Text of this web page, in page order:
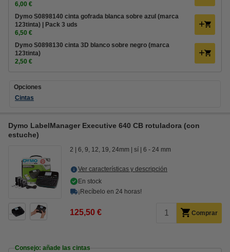
6,00 €
Dymo S0898140 cinta gofrada blanca sobre azul (marca
123tinta) | Pack 3 uds
6,50 €
Dymo S0898130 cinta 3D blanco sobre negro (marca
123tinta)
2,50 €
Opciones
Cintas
Dymo LabelManager Executive 640 CB rotuladora (con
estuche)
2 6, 9, 12, 19, 24mm sí 6 - 24 mm
Ver características y descripción
En stock
¡Recíbelo en 24 horas!
125,50 € Comprar
Consejo: añade las cintas